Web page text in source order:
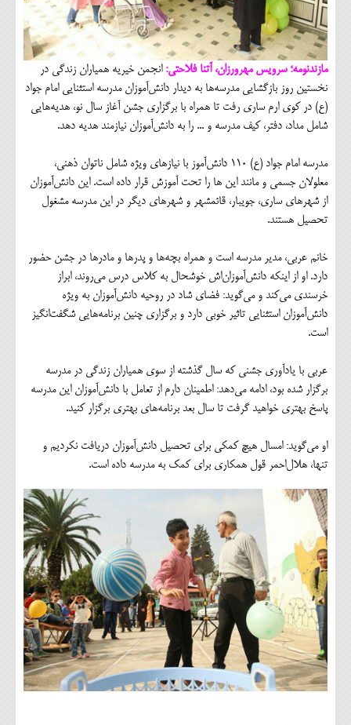
مازندنومه؛ سرویس مهرورزان، آتنا فلاحتی: انجمن خیریه همیاران زندگی در
نخستین روز بازگشایی مدرسه‌ها به دیدار دانش‌آموزان مدرسه استثنایی امام جواد
(ع) در کوی ارم ساری رفت تا همراه با برگزاری جشن آغاز سال نو، هدیه‌هایی
شامل مداد، دفتر، کیف مدرسه و ... را به دانش‌آموزان نیازمند هدیه دهد.
مدرسه امام جواد (ع) 110 دانش‌آموز با نیازهای ویژه شامل ناتوان ذهنی،
معلولان جسمی و مانند این ها را تحت آموزش قرار داده است. این دانش‌آموزان
از شهرهای ساری، جویبار، قائمشهر و شهرهای دیگر در این مدرسه مشغول
تحصیل هستند.
خانم عربی، مدیر مدرسه است و همراه بچه‌ها و پدرها و مادرها در جشن حضور
دارد. او از اینکه دانش‌آموزان‌اش خوشحال به کلاس درس می‌روند، ابراز
خرسندی می‌کند و می‌گوید: فضای شاد در روحیه دانش‌آموزان به ویژه
دانش‌آموزان استثنایی تاثیر خوبی دارد و برگزاری چنین برنامه‌هایی شگفت‌انگیز
است.
عربی با یادآوری جشنی که سال گذشته از سوی همیاران زندگی در مدرسه
برگزار شده بود، ادامه می‌دهد: اطمینان دارم از تعامل با دانش‌آموزان این مدرسه
پاسخ بهتری خواهید گرفت تا سال بعد برنامه‌های بهتری برگزار کنید.
او می‌گوید: امسال هیچ کمکی برای تحصیل دانش‌آموزان دریافت نکردیم و
تنها، هلال‌احمر قول همکاری برای کمک به مدرسه داده است.